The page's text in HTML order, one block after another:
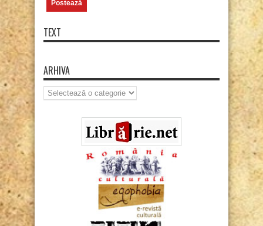
TEXT
ARHIVA
Arhiva